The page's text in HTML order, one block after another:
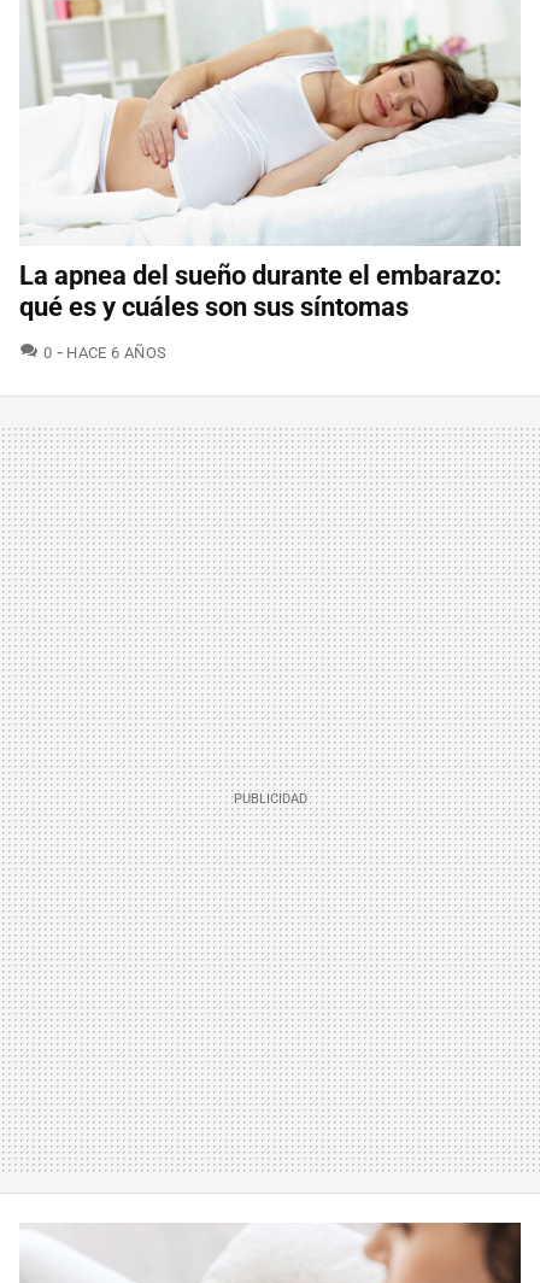
La apnea del sueño durante el embarazo:
qué es y cuáles son sus síntomas
0 COMENTARIOS
HACE 6 AÑOS